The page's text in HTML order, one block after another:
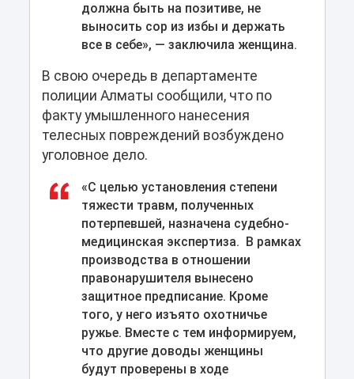
должна быть на позитиве, не
выносить сор из избы и держать
все в себе», — заключила женщина.
В свою очередь в департаменте
полиции Алматы сообщили, что по
факту умышленного нанесения
телесных повреждений возбуждено
уголовное дело.
«С целью установления степени
тяжести травм, полученных
потерпевшей, назначена судебно-
медицинская экспертиза. В рамках
производства в отношении
правонарушителя вынесено
защитное предписание. Кроме
того, у него изъято охотничье
ружье. Вместе с тем информируем,
что другие доводы женщины
будут проверены в ходе